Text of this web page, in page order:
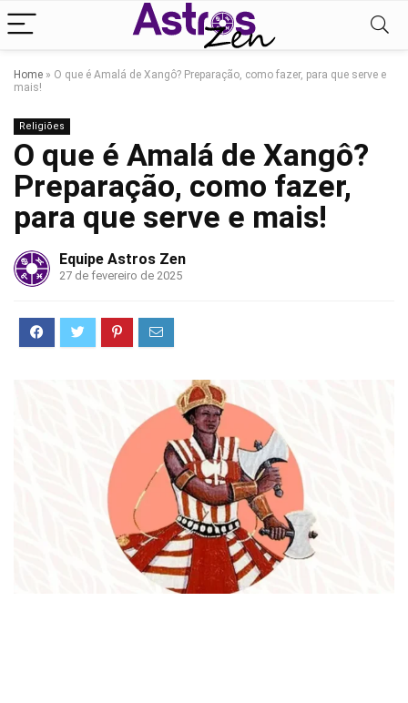
Home » O que é Amalá de Xangô? Preparação, como fazer, para que serve e
mais!
Religiões
O que é Amalá de Xangô?
Preparação, como fazer,
para que serve e mais!
Equipe Astros Zen
27 de fevereiro de 2025